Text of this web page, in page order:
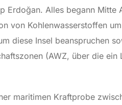
Erdoğan. Alles begann
von Kohlenwasserstoffen
diese Insel beanspruchen
(AWZ, über die
maritimen Kraftprobe